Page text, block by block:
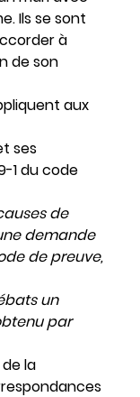
Ils se sont
à
de son
aux
ses
1 du code
de
demande
de preuve,
un
par
la